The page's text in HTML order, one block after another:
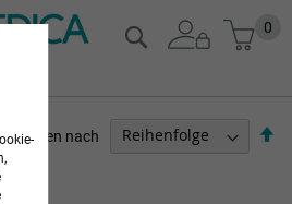
Zum
Inhalt
0
Suche
Sortieren nach